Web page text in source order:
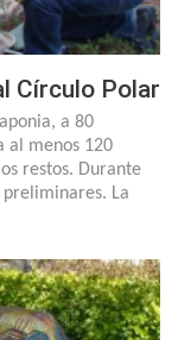
Círculo Polar
a 80
al menos 120
restos. Durante
La